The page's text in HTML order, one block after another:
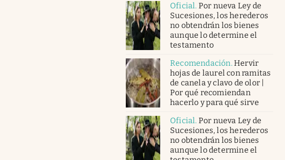
Oficial. Por nueva Ley de
Sucesiones, los herederos
no obtendrán los bienes
aunque lo determine el
testamento
Recomendación.Hervir
hojas de laurel con ramitas
de canela y clavo de olor |
Por qué recomiendan
hacerlo y para qué sirve
Oficial. Por nueva Ley de
Sucesiones, los herederos
no obtendrán los bienes
aunque lo determine el